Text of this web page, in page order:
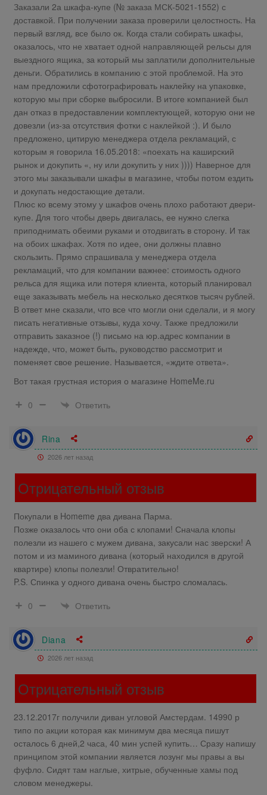
Заказали 2а шкафа-купе (№ заказа МСК-5021-1552) с
доставкой. При получении заказа проверили целостность. На
первый взгляд, все было ок. Когда стали собирать шкафы,
оказалось, что не хватает одной направляющей рельсы для
выездного ящика, за который мы заплатили дополнительные
деньги. Обратились в компанию с этой проблемой. На это
нам предложили сфотографировать наклейку на упаковке,
которую мы при сборке выбросили. В итоге компанией был
дан отказ в предоставлении комплектующей, которую они не
довезли (из-за отсутствия фотки с наклейкой :). И было
предложено, цитирую менеджера отдела рекламаций, с
которым я говорила 16.05.2018: «поехать на каширский
рынок и докупить «, ну или докупить у них )))) Наверное для
этого мы заказывали шкафы в магазине, чтобы потом ездить
и докупать недостающие детали.
Плюс ко всему этому у шкафов очень плохо работают двери-
купе. Для того чтобы дверь двигалась, ее нужно слегка
приподнимать обеими руками и отодвигать в сторону. И так
на обоих шкафах. Хотя по идее, они должны плавно
скользить. Прямо спрашивала у менеджера отдела
рекламаций, что для компании важнее: стоимость одного
рельса для ящика или потеря клиента, который планировал
еще заказывать мебель на несколько десятков тысяч рублей.
В ответ мне сказали, что все что могли они сделали, и я могу
писать негативные отзывы, куда хочу. Также предложили
отправить заказное (!) письмо на юр.адрес компании в
надежде, что, может быть, руководство рассмотрит и
поменяет свое решение. Называется, «ждите ответа».
Вот такая грустная история о магазине HomeMe.ru
0
Ответить
Rina
2026 лет назад
Отрицательный отзыв
Покупали в Homeme два дивана Парма.
Позже оказалось что они оба с клопами! Сначала клопы
полезли из нашего с мужем дивана, закусали нас зверски! А
потом и из маминого дивана (который находился в другой
квартире) клопы полезли! Отвратительно!
P.S. Спинка у одного дивана очень быстро сломалась.
0
Ответить
Diana
2026 лет назад
Отрицательный отзыв
23.12.2017г получили диван угловой Амстердам. 14990 р
типо по акции которая как минимум два месяца пишут
осталось 6 дней,2 часа, 40 мин успей купить… Сразу напишу
принципом этой компании является лозунг мы правы а вы
фуфло. Сидят там наглые, хитрые, обученные хамы под
словом менеджеры.